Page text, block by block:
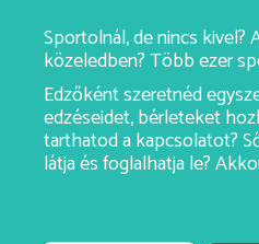
Sportolnál, de nincs kivel?
közeledben? Több ezer
Edzőként szeretnéd
edzéseidet, bérleteket
tarthatod a kapcsolatot?
látja és foglalhatja le?